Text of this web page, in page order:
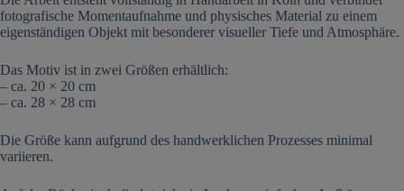
fotografische Momentaufnahme und physisches Material zu einem
eigenständigen Objekt mit besonderer visueller Tiefe und Atmosphäre.
Das Motiv ist in zwei Größen erhältlich:
– ca. 20 × 20 cm
– ca. 28 × 28 cm
Die Größe kann aufgrund des handwerklichen Prozesses minimal
variieren.